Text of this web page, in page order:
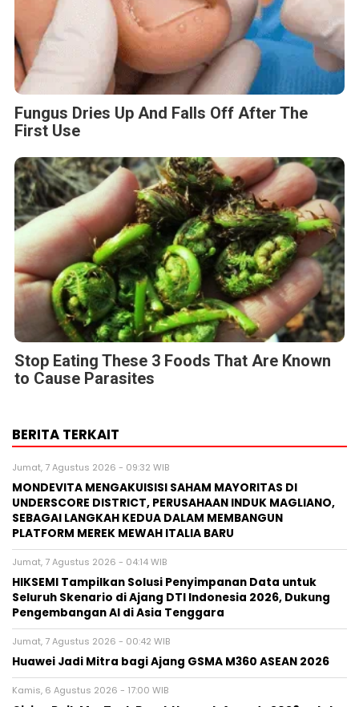
Fungus Dries Up And Falls Off After The
First Use
Stop Eating These 3 Foods That Are Known
to Cause Parasites
BERITA TERKAIT
Jumat, 7 Agustus 2026 - 09:32 WIB
MONDEVITA MENGAKUISISI SAHAM MAYORITAS DI
UNDERSCORE DISTRICT, PERUSAHAAN INDUK MAGLIANO,
SEBAGAI LANGKAH KEDUA DALAM MEMBANGUN
PLATFORM MEREK MEWAH ITALIA BARU
Jumat, 7 Agustus 2026 - 04:14 WIB
HIKSEMI Tampilkan Solusi Penyimpanan Data untuk
Seluruh Skenario di Ajang DTI Indonesia 2026, Dukung
Pengembangan AI di Asia Tenggara
Jumat, 7 Agustus 2026 - 00:42 WIB
Huawei Jadi Mitra bagi Ajang GSMA M360 ASEAN 2026
Kamis, 6 Agustus 2026 - 17:00 WIB